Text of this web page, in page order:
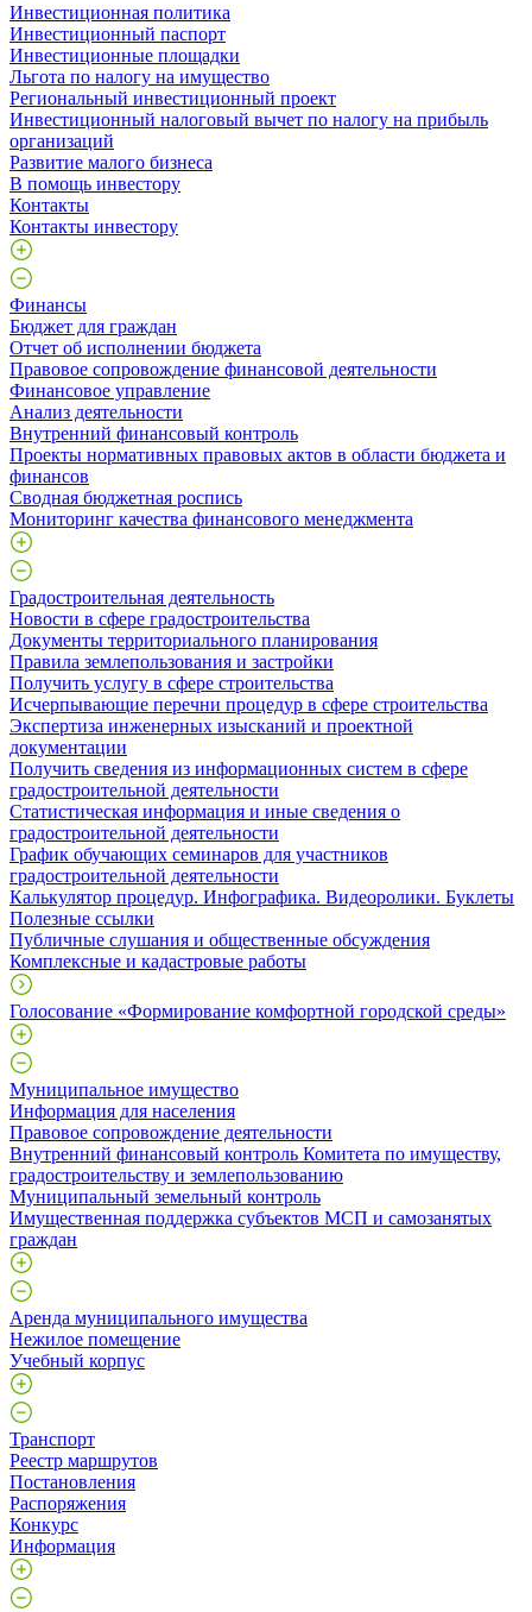
Инвестиционная политика
Инвестиционный паспорт
Инвестиционные площадки
Льгота по налогу на имущество
Региональный инвестиционный проект
Инвестиционный налоговый вычет по налогу на прибыль
организаций
Развитие малого бизнеса
В помощь инвестору
Контакты
Контакты инвестору
Финансы
Бюджет для граждан
Отчет об исполнении бюджета
Правовое сопровождение финансовой деятельности
Финансовое управление
Анализ деятельности
Внутренний финансовый контроль
Проекты нормативных правовых актов в области бюджета и
финансов
Сводная бюджетная роспись
Мониторинг качества финансового менеджмента
Градостроительная деятельность
Новости в сфере градостроительства
Документы территориального планирования
Правила землепользования и застройки
Получить услугу в сфере строительства
Исчерпывающие перечни процедур в сфере строительства
Экспертиза инженерных изысканий и проектной
документации
Получить сведения из информационных систем в сфере
градостроительной деятельности
Статистическая информация и иные сведения о
градостроительной деятельности
График обучающих семинаров для участников
градостроительной деятельности
Калькулятор процедур. Инфографика. Видеоролики. Буклеты
Полезные ссылки
Публичные слушания и общественные обсуждения
Комплексные и кадастровые работы
Голосование «Формирование комфортной городской среды»
Муниципальное имущество
Информация для населения
Правовое сопровождение деятельности
Внутренний финансовый контроль Комитета по имуществу,
градостроительству и землепользованию
Муниципальный земельный контроль
Имущественная поддержка субъектов МСП и самозанятых
граждан
Аренда муниципального имущества
Нежилое помещение
Учебный корпус
Транспорт
Реестр маршрутов
Постановления
Распоряжения
Конкурс
Информация